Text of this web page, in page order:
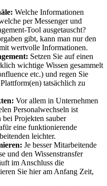
Welche Informationen
per Messenger und
Tool ausgetauscht?
gibt, kann man nur den
wertvolle Informationen.
Setzen Sie auf einen
wichtige Wissen gesammelt
etc.) und regen Sie
tatsächlich zu
Vor allem in Unternehmen
Personalwechseln ist
bei Projekten sauber
eine funktionierende
leichter.
Je besser Mitarbeitende
und den Wissenstransfer
im Anschluss die
Sie hier am Anfang Zeit,